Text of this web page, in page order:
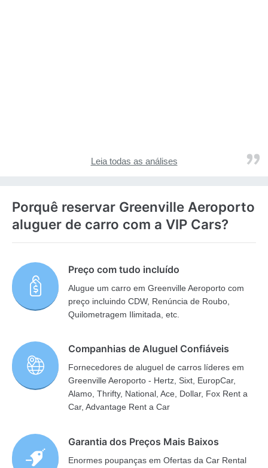
Leia todas as análises
Porquê reservar Greenville Aeroporto
aluguer de carro com a VIP Cars?
Preço com tudo incluído
Alugue um carro em Greenville Aeroporto com
preço incluindo CDW, Renúncia de Roubo,
Quilometragem Ilimitada, etc.
Companhias de Aluguel Confiáveis
Fornecedores de aluguel de carros líderes em
Greenville Aeroporto - Hertz, Sixt, EuropCar,
Alamo, Thrifty, National, Ace, Dollar, Fox Rent a
Car, Advantage Rent a Car
Garantia dos Preços Mais Baixos
Enormes poupanças em Ofertas da Car Rental